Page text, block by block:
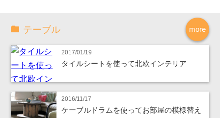
more
テーブル
2017/01/19
タイルシートを使って北欧インテリア
2016/11/17
ケーブルドラムを使ってお部屋の模様替え